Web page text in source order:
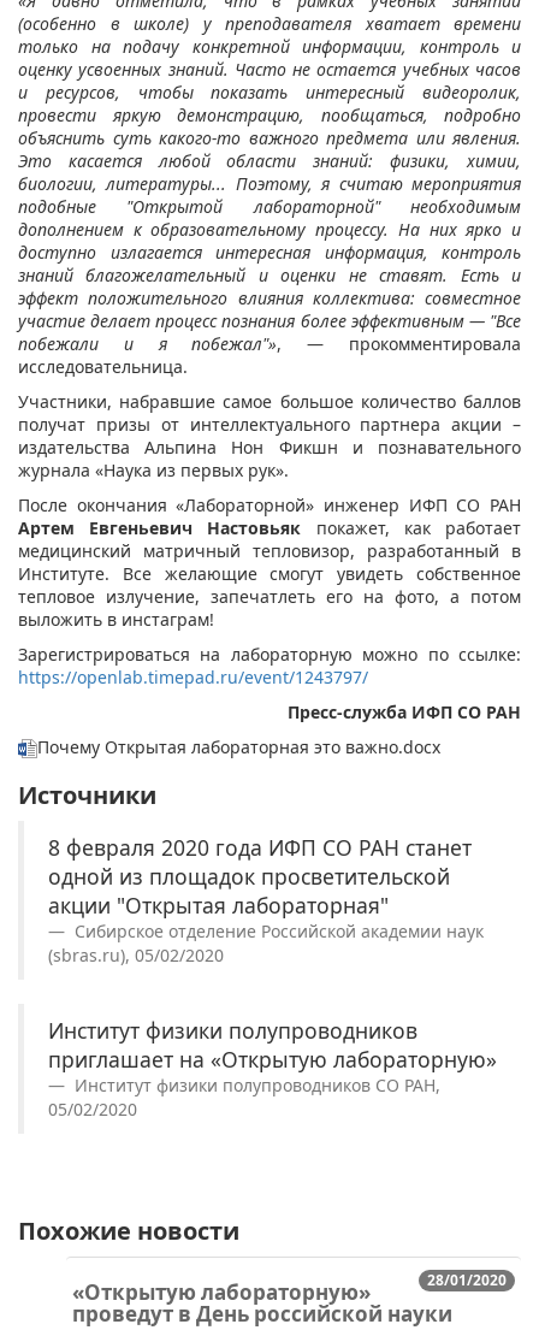
(особенно в школе)
у преподавателя хватает
времени
только на подачу конкретной информации, контроль и
оценку усвоенных знаний. Часто не остается учебных часов
и ресурсов, чтобы
показать интересный видеоролик,
провести яркую демонстрацию, пообщаться, подробно
объяснить суть какого-то важного предмета или явления.
Это касается любой области знаний: физики, химии,
биологии, литературы... Поэтому, я считаю мероприятия
подобные "Открытой лабораторной" необходимым
дополнением к образовательному процессу. На них ярко и
доступно излагается интересная информация, контроль
знаний благожелательный и оценки не ставят. Есть и
эффект положительного влияния коллектива: совместное
участие делает процесс познания более эффективным — "Все
побежали и я побежал"», — прокомментировала
исследовательница.
Участники, набравшие самое большое количество баллов
получат призы от интеллектуального партнера акции –
издательства Альпина Нон Фикшн и познавательного
журнала «Наука из первых рук».
После окончания «Лабораторной» инженер ИФП СО РАН
Артем Евгеньевич Настовьяк покажет, как работает
медицинский матричный тепловизор, разработанный в
Институте. Все желающие смогут увидеть собственное
тепловое излучение, запечатлеть его на фото, а потом
выложить в инстаграм!
Зарегистрироваться на лабораторную можно по ссылке:
https://openlab.timepad.ru/event/1243797/
Пресс-служба ИФП СО РАН
Почему Открытая лабораторная это важно.docx
Источники
8 февраля 2020 года ИФП СО РАН станет
одной из площадок просветительской
акции "Открытая лабораторная"
Сибирское отделение Российской академии наук
(sbras.ru), 05/02/2020
Институт физики полупроводников
приглашает на «Открытую лабораторную»
Институт физики полупроводников СО РАН,
05/02/2020
Похожие новости
28/01/2020
«Открытую лабораторную»
проведут в День российской науки